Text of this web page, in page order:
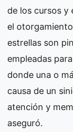
de los cursos y
el
estrellas son
empleadas
donde una o
causa de un
atención y
aseguró.